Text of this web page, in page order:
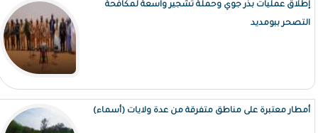
إطلاق عمليات بذر جوي وحملة تشجير واسعة لمكافحة
التصحر ببومديد
أمطار معتبرة على مناطق متفرقة من عدة ولايات (أسماء)